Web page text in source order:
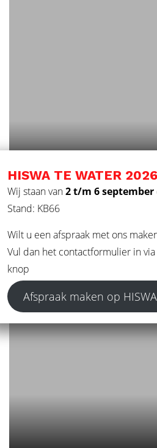
Nauta
HISWA TE WATER 2026
Wij staan van2 t/m 6 september
Stand: KB66
Wilt u een afspraak met ons
Vul dan het contactformulier in
knop
Afspraak maken op HISWA